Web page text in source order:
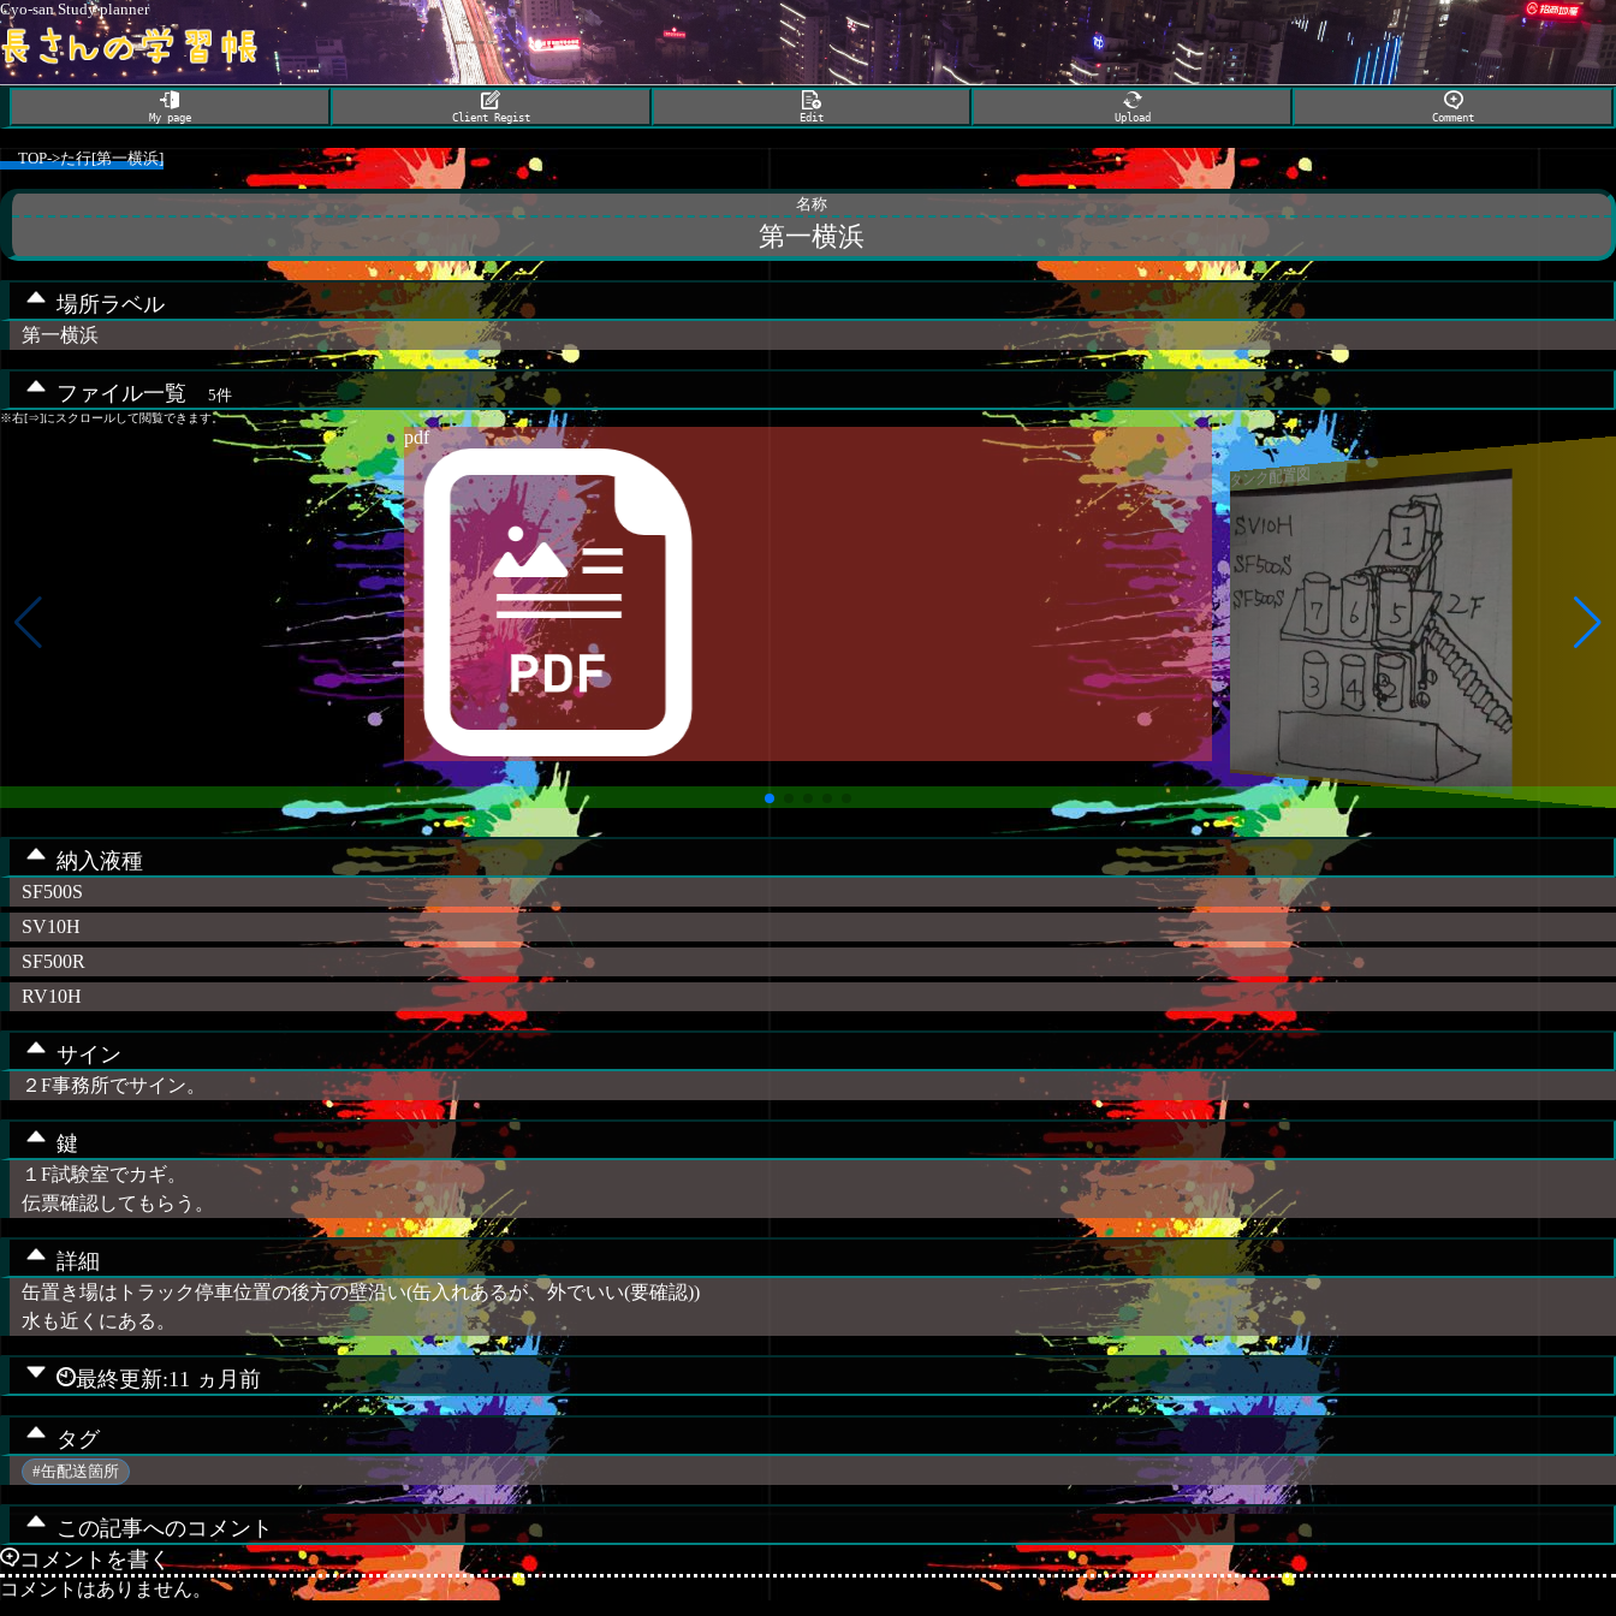
Cyo-san Study planner
My page Client Regist Edit Upload Comment
TOP->た行[第一横浜]
名称
第一横浜
場所ラベル
第一横浜
ファイル一覧 5件
※右[⇒]にスクロールして閲覧できます。
pdf
タンク配置図
納入液種
SF500S
SV10H
SF500R
RV10H
サイン
２F事務所でサイン。
鍵
１F試験室でカギ。
伝票確認してもらう。
詳細
缶置き場はトラック停車位置の後方の壁沿い(缶入れあるが、外でいい(要確認))
水も近くにある。
最終更新:11 ヵ月前
タグ
#缶配送箇所
この記事へのコメント
コメントを書く
コメントはありません。